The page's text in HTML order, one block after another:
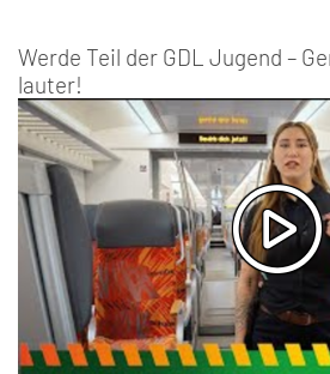
Werde Teil der GDL Jugend –
lauter!